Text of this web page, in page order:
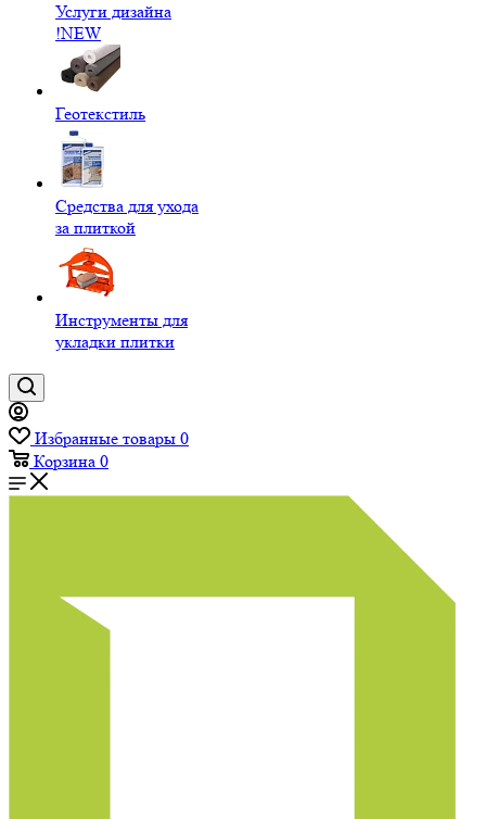
Услуги дизайна
!NEW
Геотекстиль
Средства для ухода
за плиткой
Инструменты для
укладки плитки
Избранные товары 0
Корзина 0